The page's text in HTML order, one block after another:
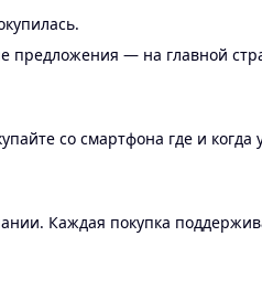
предложения — на главной
со смартфона где и когда
Каждая покупка